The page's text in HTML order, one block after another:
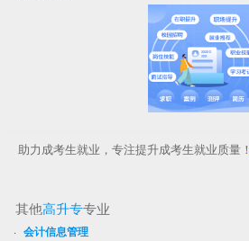
助力成考生就业，专注提升成考生就业质量！
其他高升专专业
· 会计信息管理